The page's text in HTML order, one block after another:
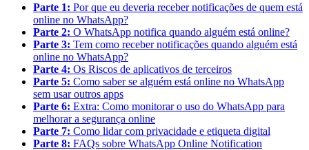
Parte 1: Por que eu deveria receber notificações de quem está
online no WhatsApp?
Parte 2: O WhatsApp notifica quando alguém está online?
Parte 3: Tem como receber notificações quando alguém está
online no WhatsApp?
Parte 4: Os Riscos de aplicativos de terceiros
Parte 5: Como saber se alguém está online no WhatsApp
sem usar outros apps
Parte 6: Extra: Como monitorar o uso do WhatsApp para
melhorar a segurança online
Parte 7: Como lidar com privacidade e etiqueta digital
Parte 8: FAQs sobre WhatsApp Online Notification